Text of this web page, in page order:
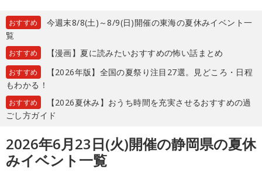
おすすめ
今週末8/8(土)～8/9(日)開催の東海の夏休みイベント一
覧
おすすめ 【漫画】夏に読みたいおすすめの怖い話まとめ
おすすめ
【2026年版】全国の夏祭り注目27選。見どころ・日程
もわかる！
おすすめ
【2026夏休み】おうち時間を充実させるおすすめの過
ごし方ガイド
2026年6月23日(火)開催の静岡県の夏休
みイベント一覧